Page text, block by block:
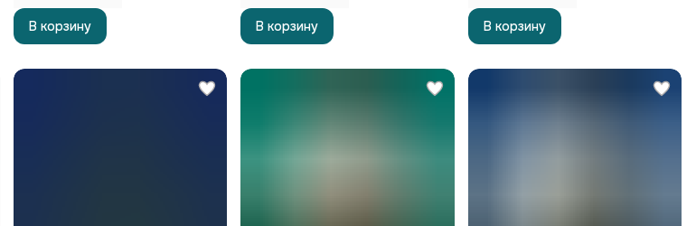
В корзину В корзину В корзину